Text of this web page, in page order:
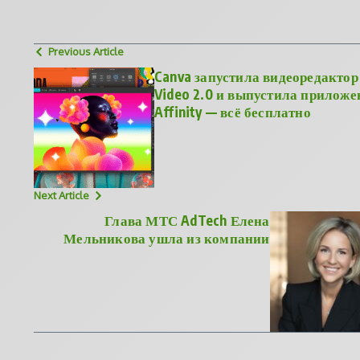
Previous Article
Canva запустила видеоредактор
Video 2.0 и выпустила
Affinity — всё бесплатно
Next Article
Глава МТС AdTech Елена
Мельникова ушла из компании